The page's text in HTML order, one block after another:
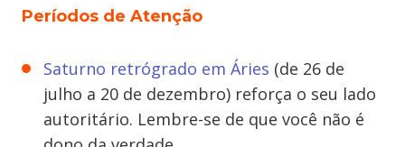
Períodos de Atenção
Saturno retrógrado em Áries (de 26 de
julho a 20 de dezembro) reforça o seu lado
autoritário. Lembre-se de que você não é